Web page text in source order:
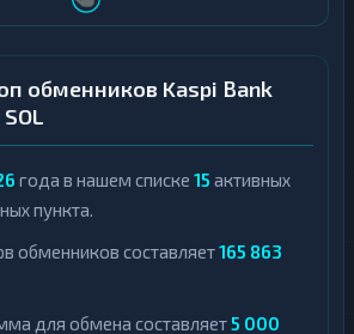
обменников Kaspi Bank
года в нашем списке 15 активных
пункта.
обменников составляет165 863
для обмена составляет5 000